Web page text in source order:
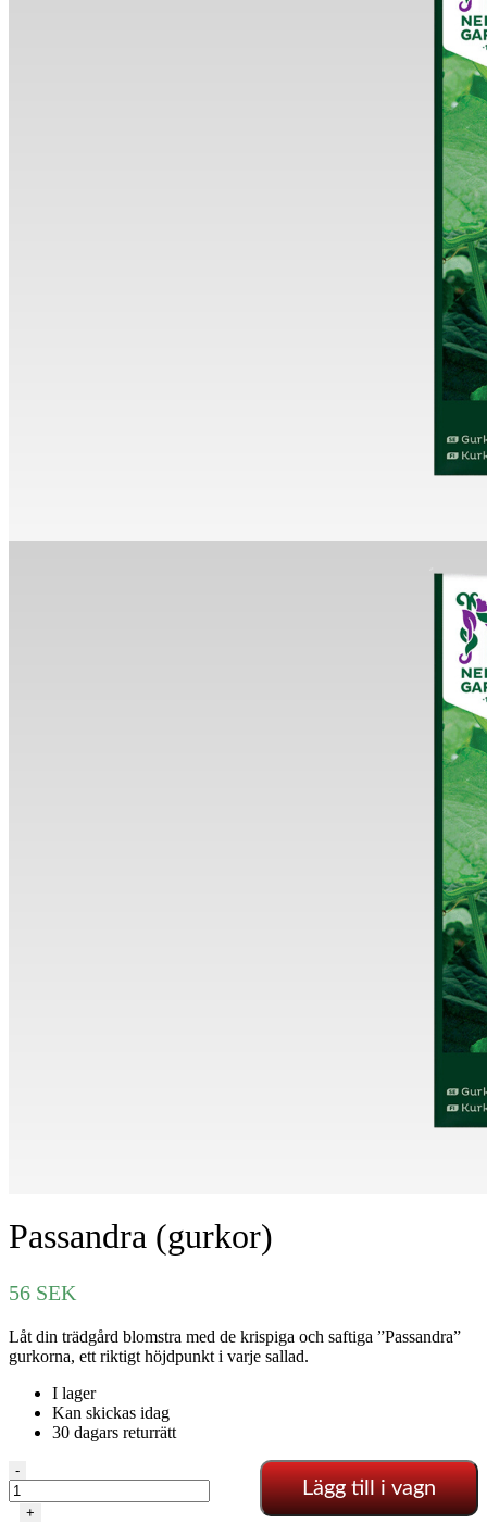
Passandra (gurkor)
56 SEK
Låt din trädgård blomstra med de krispiga och saftiga ”Passandra”
gurkorna, ett riktigt höjdpunkt i varje sallad.
I lager
Kan skickas idag
30 dagars returrätt
Passandra
(gurkor)
mängd
-
+
Lägg till i vagn